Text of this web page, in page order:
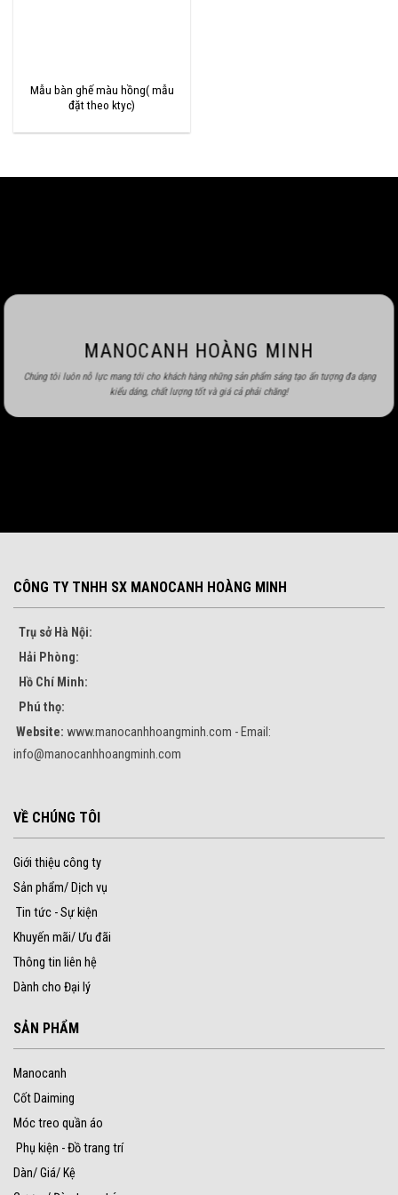
Mẫu bàn ghế màu hồng( mẫu
đặt theo ktyc)
MANOCANH HOÀNG MINH
Chúng tôi luôn nỗ lực mang tới cho khách hàng những sản phẩm sáng tạo ấn tượng đa dạng
kiểu dáng, chất lượng tốt và giá cả phải chăng!
CÔNG TY TNHH SX MANOCANH HOÀNG MINH
Trụ sở Hà Nội:
Hải Phòng:
Hồ Chí Minh:
Phú thọ:
Website: www.manocanhhoangminh.com - Email:
info@manocanhhoangminh.com
VỀ CHÚNG TÔI
Giới thiệu công ty
Sản phẩm/ Dịch vụ
Tin tức - Sự kiện
Khuyến mãi/ Ưu đãi
Thông tin liên hệ
Dành cho Đại lý
SẢN PHẨM
Manocanh
Cốt Daiming
Móc treo quần áo
Phụ kiện - Đồ trang trí
Dàn/ Giá/ Kệ